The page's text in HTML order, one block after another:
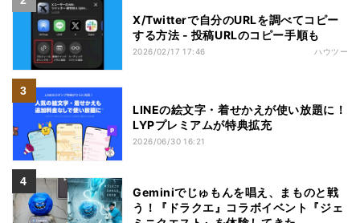
X/Twitterで自分のURLを調べてコピー
する方法 - 投稿URLのコピー手順も
2026/02/17 17:46 ハウツー
LINEの絵文字・着せかえが使い放題に！
LYPプレミアムが特典拡充
2026/06/30 16:21
Geminiでじゅもんを唱え、まものと戦
う！『ドラクエ』コラボイベント『ジェ